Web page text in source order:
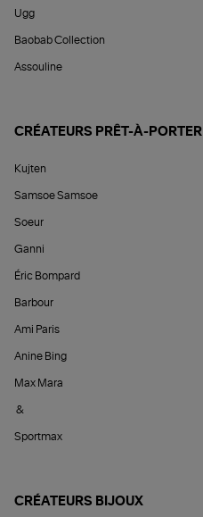
Ugg
Baobab Collection
Assouline
CRÉATEURS PRÊT-À-PORTER
Kujten
Samsoe Samsoe
Soeur
Ganni
Éric Bompard
Barbour
Ami Paris
Anine Bing
Max Mara
&
Sportmax
CRÉATEURS BIJOUX